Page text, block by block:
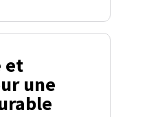
et
une